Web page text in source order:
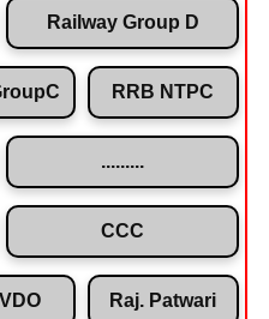
Railway Group D
RRB NTPC
CCC
Raj. Patwari